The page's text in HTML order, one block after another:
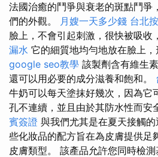
法國治癒的鬥爭與衰老的斑點鬥爭
們的外觀。 月嫂一天多少錢 台北
臉上，不會引起刺激，很快被吸收
漏水 它的細質地均勻地放在臉上，
google seo教學 該製劑含有維生
還可以用必要的成分滋養和飽和。
牛奶可以每天塗抹好幾次，因為它
孔不連續，並且由於其防水性而安
賓簽證 與我們尤其是在夏天接觸
些化妝品的配方旨在為皮膚提供足
皮膚類型。 該產品允許您同時檢測